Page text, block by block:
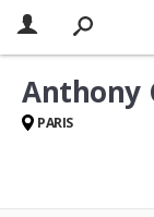
Anthony
PARIS